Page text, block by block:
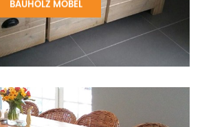
BAUHOLZ MÖBEL